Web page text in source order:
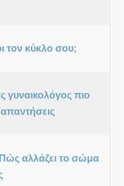
τον κύκλο σου;
γυναικολόγος πιο
απαντήσεις
αλλάζει το σώμα